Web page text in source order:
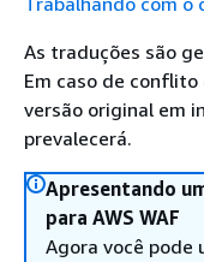
As traduções são
Em caso de
versão original em
prevalecerá.
Apresentando
para AWS WAF
Agora você pode